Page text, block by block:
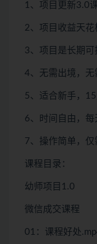
1、项目更新3.0
2、项目收益天
3、项目是长期
4、无需出境，无
5、适合新手，
6、时间自由，
7、操作简单，
课程目录：
幼师项目1.0
微信成交课程
01：课程好处